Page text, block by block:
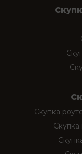
Скупка